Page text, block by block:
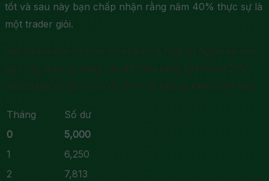
tốt và sau này bạn chấp nhận rằng năm 40% thực sự là
một trader giỏi.
Vậy đâu là con số thực sự khả thi & hợp lý? Ngay lúc này
bạn hãy xem cái bảng này để hiểu rằng lợi nhuận 25%
mỗi tháng và đảm bảo ổn định nó khủng khiếp thế nào:
Tháng
Số dư
0
5,000
1
6,250
2
7,813